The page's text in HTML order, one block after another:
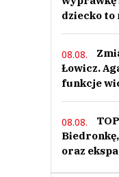
dziecko to
08.08.
Łowicz.
funkcje
08.08.
oraz